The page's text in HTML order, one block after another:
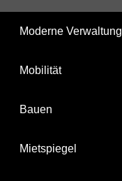
Moderne Verwaltung
Mobilität
Bauen
Mietspiegel